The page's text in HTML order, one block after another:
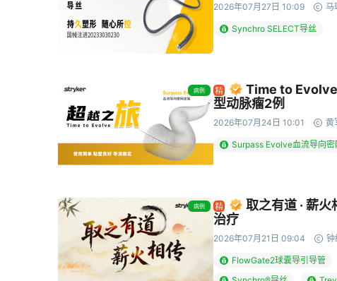
2026年07月27日 10:09 马
Synchro SELECT导丝
病例
Time to Evolve
型动脉瘤2例
2026年07月24日 10:01 黄
Surpass Evolve血流导向密
病例
取之有道 · 薪
治疗
2026年07月21日 09:04 钟
FlowGate2球囊导引导管